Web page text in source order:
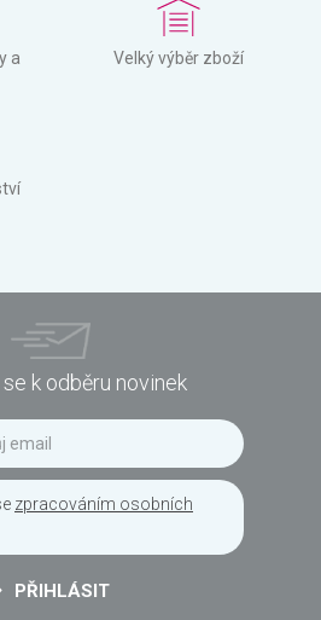
a
Velký výběr zboží
k odběru novinek
zpracováním osobních
PŘIHLÁSIT